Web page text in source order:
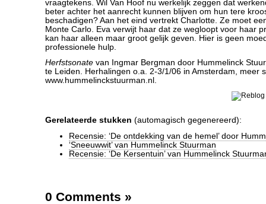
vraagtekens. Wil Van Hoof nu werkelijk zeggen dat
beter achter het aanrecht kunnen blijven om hun tere
beschadigen? Aan het eind vertrekt Charlotte. Ze moet
Monte Carlo. Eva verwijt haar dat ze wegloopt voor haar
kan haar alleen maar groot gelijk geven. Hier is geen
professionele hulp.
Herfstsonate van Ingmar Bergman door Hummelinck
te Leiden. Herhalingen o.a. 2-3/1/06 in Amsterdam, meer
www.hummelinckstuurman.nl.
Gerelateerde stukken (automagisch gegenereerd):
Recensie: ‘De ontdekking van de hemel’ door
‘Sneeuwwit’ van Hummelinck Stuurman
Recensie: ‘De Kersentuin’ van Hummelinck
0 Comments »